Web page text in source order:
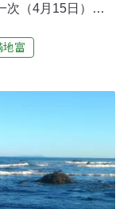
次（4月15日）審
件為何繼續送
，當時的遊樂區
，歷經二次內容變
再度拿到環評許
之環評許可去做開
大批來台、近年
疑似投資不利仍
題造成滿地富土地
地富